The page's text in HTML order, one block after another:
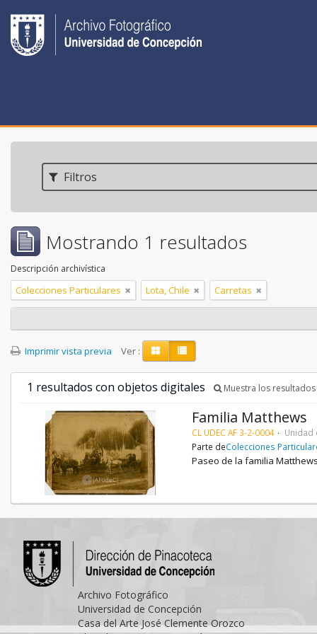
Filtros
Mostrando 1 resultados
Descripción archivística
Colecciones Particulares Lota, Chile Carretas
Imprimir vista previa Ver :
1 resultados con objetos digitales Muestra los
Familia Matthews
CL UDEC AF 3-2-0004
Unidad
Parte deColecciones
Paseo de la familia
Archivo Fotográfico
Universidad de Concepción
Casa del Arte José Clemente Orozco